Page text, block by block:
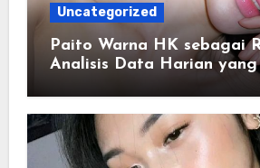
Uncategorized
Paito Warna HK sebagai
Analisis Data Harian